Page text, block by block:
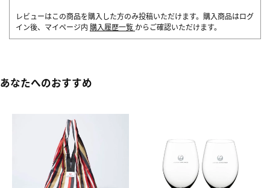
レビューはこの商品を購入した方のみ投稿いただけます。購入商品はログ
イン後、マイページ内 購入履歴一覧 からご確認いただけます。
あなたへのおすすめ